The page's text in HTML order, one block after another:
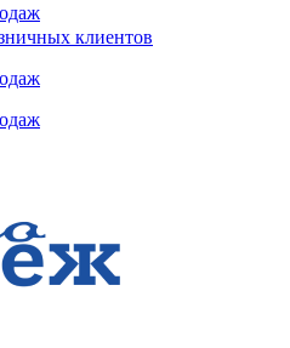
клиентов